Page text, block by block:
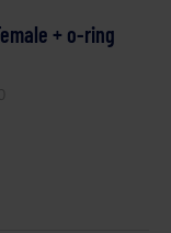
+ o-ring